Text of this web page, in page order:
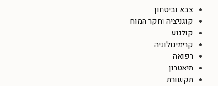
צבא וביטחון
קוגניציה וחקר המוח
קולנוע
קרימינולוגיה
רפואה
תיאטרון
תקשורת